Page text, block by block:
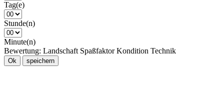
Tag(e)
Stunde(n)
Minute(n)
Bewertung: Landschaft Spaßfaktor Kondition Technik
Ok speichern